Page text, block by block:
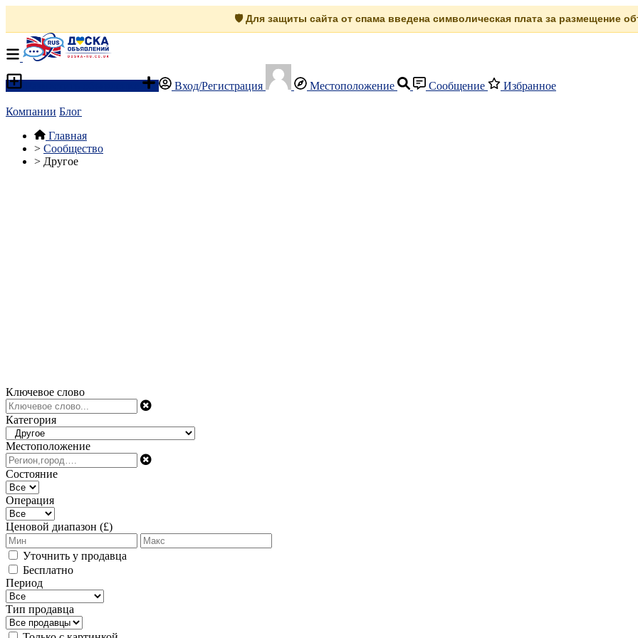
🛡️ Для защиты сайта от спама введена символическая плата за размещение
Вход/Регистрация Местоположение Сообщение Избранное
Компании Блог
Главная
> Сообщество
> Другое
Ключевое слово
Категория
Местоположение
Состояние
Операция
Ценовой диапазон (£)
Уточнить у продавца
Бесплатно
Период
Тип продавца